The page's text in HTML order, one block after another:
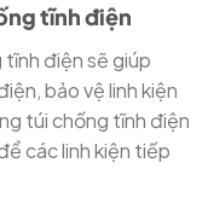
tĩnh điện
điện sẽ giúp
bảo vệ linh kiện
túi chống tĩnh điện
các linh kiện tiếp